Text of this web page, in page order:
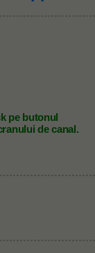
pe butonul
de canal.